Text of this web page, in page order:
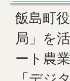
飯島町
局」を
ート農